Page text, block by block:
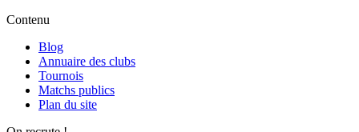
Contenu
Blog
Annuaire des clubs
Tournois
Matchs publics
Plan du site